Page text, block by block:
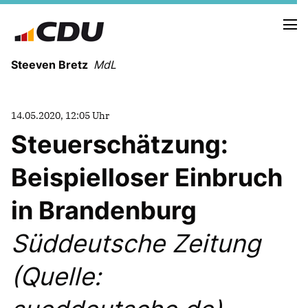
Steeven Bretz MdL
VITA
WAHLKREISBESUCHE
PRESSEFOTOS
MEIN BÜRGERBÜRO
Redebeiträge
14.05.2020, 12:05 Uhr
Steuerschätzung:
Beispielloser Einbruch
in Brandenburg
Süddeutsche Zeitung
(Quelle: